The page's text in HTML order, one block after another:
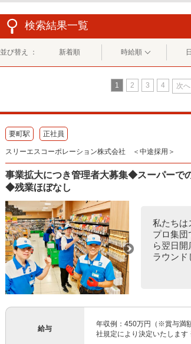
検索結果一覧
並び替え ： 新着順 時給順
1 2 3 4 次
要町駅 正社員
スリーエスコーポレーション株式会社 ＜中途採用＞
事業拡大につき管理者大募集◆スーパー
◆残業ほぼなし
私たちは
プロ集団
ら翌日
ラウンド
給与
年収例：450万円（※賞与満
社規定により決定いたしま